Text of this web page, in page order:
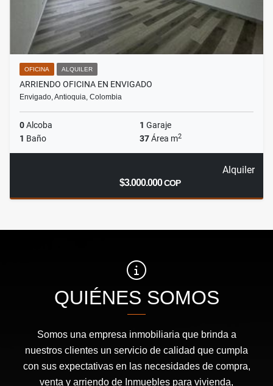
OFICINA ALQUILER
ARRIENDO OFICINA EN ENVIGADO
Envigado, Antioquia, Colombia
0Alcoba 1 Garaje
1 Baño 37Área m2
Alquiler
$3.000.000COP
QUIÉNES SOMOS
Somos una empresa inmobiliaria que brinda a
nuestros clientes un servicio de calidad que cumpla
con sus expectativas en las necesidades de compra,
venta y arriendo de Inmuebles para vivienda,